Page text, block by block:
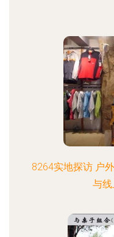
8264实地探访 户
与